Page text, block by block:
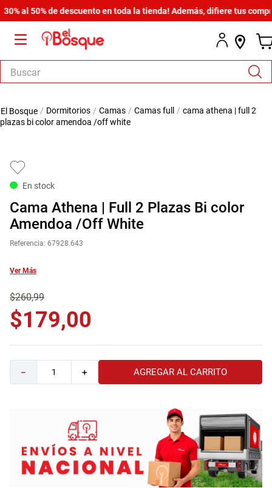
al 50% de descuento en toda la tienda! Además, difiere tus compras
Buscar
dormitorios camas camas full
cama athena | full 2
plazas bi color amendoa /off white
En stock
Cama Athena | Full 2 Plazas Bi color
Amendoa /Off White
Referencia: 67928.643
Ver Más
$260,99
$179,00
＋
－ AGREGAR AL CARRITO
1.
armario
.
6.
comoda
7.
armario lux
10
camas